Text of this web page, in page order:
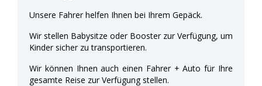
Unsere Fahrer helfen Ihnen bei Ihrem Gepäck.
Wir stellen Babysitze oder Booster zur Verfügung, um
Kinder sicher zu transportieren.
Wir können Ihnen auch einen Fahrer + Auto für Ihre
gesamte Reise zur Verfügung stellen.